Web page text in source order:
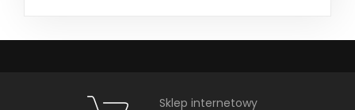
Sklep internetowy